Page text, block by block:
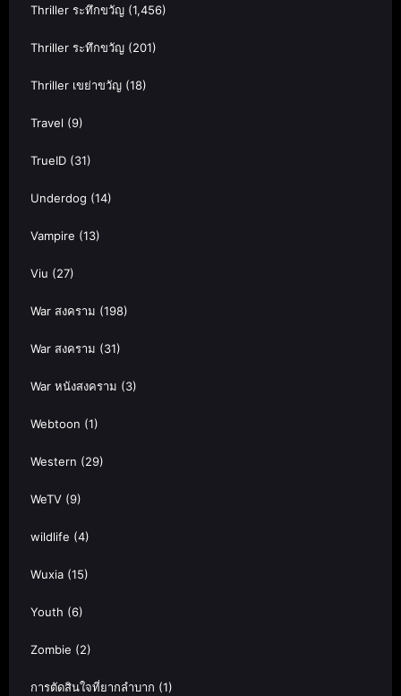
Thriller ระทึกขวัญ (1,456)
Thriller ระทึกขวัญ (201)
Thriller เขย่าขวัญ (18)
Travel (9)
TrueID (31)
Underdog (14)
Vampire (13)
Viu (27)
War สงคราม (198)
War สงคราม (31)
War หนังสงคราม (3)
Webtoon (1)
Western (29)
WeTV (9)
wildlife (4)
Wuxia (15)
Youth (6)
Zombie (2)
การตัดสินใจที่ยากลำบาก (1)